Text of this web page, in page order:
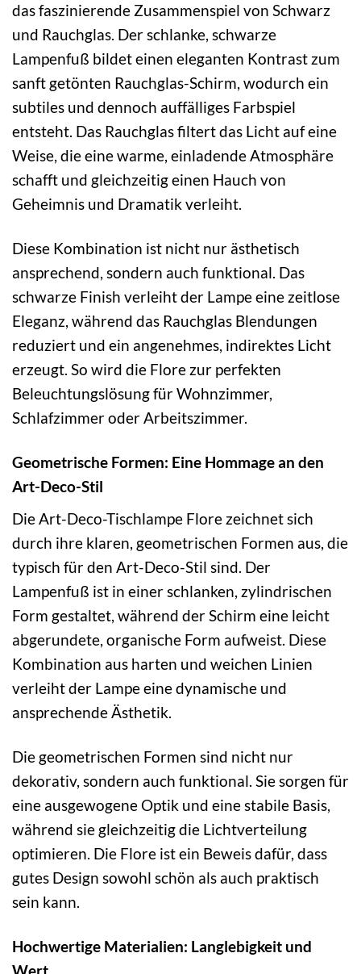
das faszinierende Zusammenspiel von Schwarz
und Rauchglas. Der schlanke, schwarze
Lampenfuß bildet einen eleganten Kontrast zum
sanft getönten Rauchglas-Schirm, wodurch ein
subtiles und dennoch auffälliges Farbspiel
entsteht. Das Rauchglas filtert das Licht auf eine
Weise, die eine warme, einladende Atmosphäre
schafft und gleichzeitig einen Hauch von
Geheimnis und Dramatik verleiht.
Diese Kombination ist nicht nur ästhetisch
ansprechend, sondern auch funktional. Das
schwarze Finish verleiht der Lampe eine zeitlose
Eleganz, während das Rauchglas Blendungen
reduziert und ein angenehmes, indirektes Licht
erzeugt. So wird die Flore zur perfekten
Beleuchtungslösung für Wohnzimmer,
Schlafzimmer oder Arbeitszimmer.
Geometrische Formen: Eine Hommage an den
Art-Deco-Stil
Die Art-Deco-Tischlampe Flore zeichnet sich
durch ihre klaren, geometrischen Formen aus, die
typisch für den Art-Deco-Stil sind. Der
Lampenfuß ist in einer schlanken, zylindrischen
Form gestaltet, während der Schirm eine leicht
abgerundete, organische Form aufweist. Diese
Kombination aus harten und weichen Linien
verleiht der Lampe eine dynamische und
ansprechende Ästhetik.
Die geometrischen Formen sind nicht nur
dekorativ, sondern auch funktional. Sie sorgen für
eine ausgewogene Optik und eine stabile Basis,
während sie gleichzeitig die Lichtverteilung
optimieren. Die Flore ist ein Beweis dafür, dass
gutes Design sowohl schön als auch praktisch
sein kann.
Hochwertige Materialien: Langlebigkeit und
Wert